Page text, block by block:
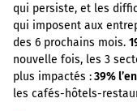
qui persiste, et les
qui imposent aux
des 6 prochains mois.
nouvelle fois, les 3
plus impactés :39%
les cafés-hôtels-